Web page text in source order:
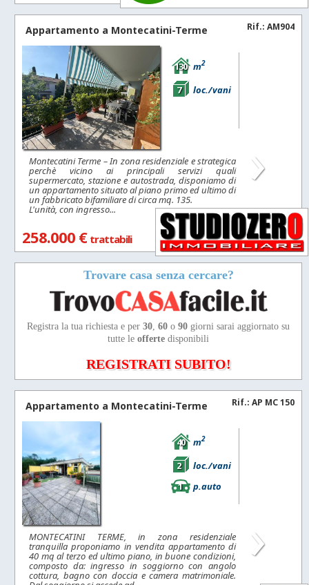
Rif.: AM904
Appartamento a Montecatini-Terme
130 m2
7 loc./vani
Montecatini Terme – In zona residenziale e strategica
perchè vicino ai principali servizi quali
supermercato, stazione e autostrada, disponiamo di
un appartamento situato al piano primo ed ultimo di
un fabbricato bifamiliare di circa mq. 135.
L'unità, con ingresso...
›
258.000 € trattabili
Trovare casa senza cercare?
Registra la tua richiesta e per 30 60 o 90 giorni sarai aggiornato su
tutte le offerte disponibili
REGISTRATI SUBITO!
Rif.: AP MC 150
Appartamento a Montecatini-Terme
40 m2
2
loc./vani
1
p.auto
MONTECATINI TERME, in zona residenziale
tranquilla proponiamo in vendita appartamento di
40 mq al terzo ed ultimo piano, in buone condizioni,
composto da: ingresso in soggiorno con angolo
cottura, bagno con doccia e camera matrimoniale.
›